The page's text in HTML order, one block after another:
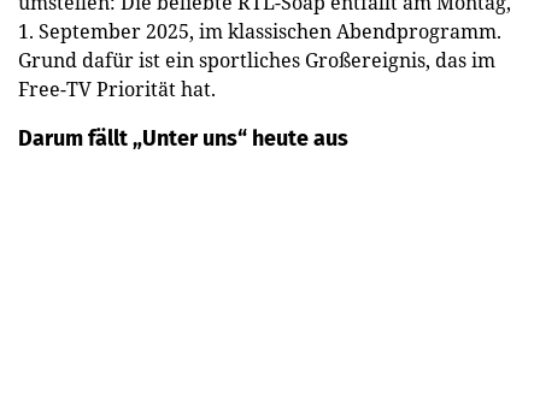
1. September 2025, im klassischen Abendprogramm.
Grund dafür ist ein sportliches Großereignis, das im
Free-TV Priorität hat.
Darum fällt „Unter uns“ heute aus